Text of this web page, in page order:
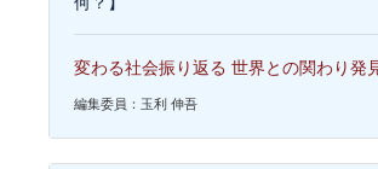
変わる社会振り返る 世界との関わり発
編集委員：玉利 伸吾